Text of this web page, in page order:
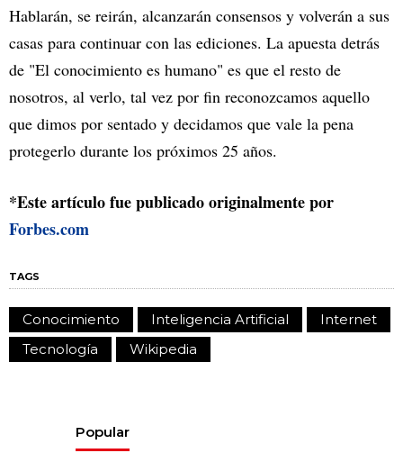
Hablarán, se reirán, alcanzarán consensos y volverán a sus
casas para continuar con las ediciones. La apuesta detrás
de "El conocimiento es humano" es que el resto de
nosotros, al verlo, tal vez por fin reconozcamos aquello
que dimos por sentado y decidamos que vale la pena
protegerlo durante los próximos 25 años.
*Este artículo fue publicado originalmente por
Forbes.com
TAGS
Conocimiento Inteligencia Artificial
Internet
Tecnología
Wikipedia
Popular